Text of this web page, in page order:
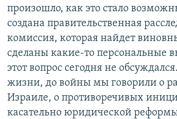
произошло, как это стало
создана правительственная
комиссия, которая найдет
сделаны какие-то персональные
этот вопрос сегодня не
жизни, до войны мы говорили о
Израиле, о противоречивых
касательно юридической